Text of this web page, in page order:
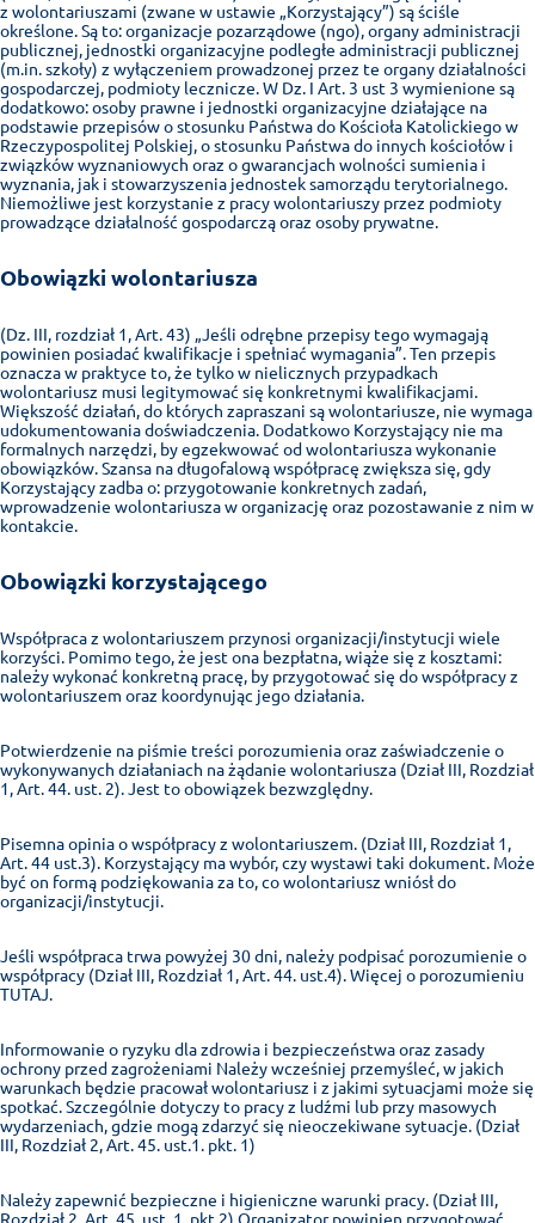
z wolontariuszami (zwane w ustawie „Korzystający”) są ściśle
określone. Są to: organizacje pozarządowe (ngo), organy administracji
publicznej, jednostki organizacyjne podległe administracji publicznej
(m.in. szkoły) z wyłączeniem prowadzonej przez te organy działalności
gospodarczej, podmioty lecznicze. W Dz. I Art. 3 ust 3 wymienione są
dodatkowo: osoby prawne i jednostki organizacyjne działające na
podstawie przepisów o stosunku Państwa do Kościoła Katolickiego w
Rzeczypospolitej Polskiej, o stosunku Państwa do innych kościołów i
związków wyznaniowych oraz o gwarancjach wolności sumienia i
wyznania, jak i stowarzyszenia jednostek samorządu terytorialnego.
Niemożliwe jest korzystanie z pracy wolontariuszy przez podmioty
prowadzące działalność gospodarczą oraz osoby prywatne.
Obowiązki wolontariusza
(Dz. III, rozdział 1, Art. 43) „Jeśli odrębne przepisy tego wymagają
powinien posiadać kwalifikacje i spełniać wymagania”. Ten przepis
oznacza w praktyce to, że tylko w nielicznych przypadkach
wolontariusz musi legitymować się konkretnymi kwalifikacjami.
Większość działań, do których zapraszani są wolontariusze, nie wymaga
udokumentowania doświadczenia. Dodatkowo Korzystający nie ma
formalnych narzędzi, by egzekwować od wolontariusza wykonanie
obowiązków. Szansa na długofalową współpracę zwiększa się, gdy
Korzystający zadba o: przygotowanie konkretnych zadań,
wprowadzenie wolontariusza w organizację oraz pozostawanie z nim w
kontakcie.
Obowiązki korzystającego
Współpraca z wolontariuszem przynosi organizacji/instytucji wiele
korzyści. Pomimo tego, że jest ona bezpłatna, wiąże się z kosztami:
należy wykonać konkretną pracę, by przygotować się do współpracy z
wolontariuszem oraz koordynując jego działania.
Potwierdzenie na piśmie treści porozumienia oraz zaświadczenie o
wykonywanych działaniach na żądanie wolontariusza (Dział III, Rozdział
1, Art. 44. ust. 2). Jest to obowiązek bezwzględny.
Pisemna opinia o współpracy z wolontariuszem. (Dział III, Rozdział 1,
Art. 44 ust.3). Korzystający ma wybór, czy wystawi taki dokument. Może
być on formą podziękowania za to, co wolontariusz wniósł do
organizacji/instytucji.
Jeśli współpraca trwa powyżej 30 dni, należy podpisać porozumienie o
współpracy (Dział III, Rozdział 1, Art. 44. ust.4). Więcej o porozumieniu
TUTAJ.
Informowanie o ryzyku dla zdrowia i bezpieczeństwa oraz zasady
ochrony przed zagrożeniami Należy wcześniej przemyśleć, w jakich
warunkach będzie pracował wolontariusz i z jakimi sytuacjami może się
spotkać. Szczególnie dotyczy to pracy z ludźmi lub przy masowych
wydarzeniach, gdzie mogą zdarzyć się nieoczekiwane sytuacje. (Dział
III, Rozdział 2, Art. 45. ust.1. pkt. 1)
Należy zapewnić bezpieczne i higieniczne warunki pracy. (Dział III,
Rozdział 2, Art. 45. ust. 1. pkt.2) Organizator powinien przygotować